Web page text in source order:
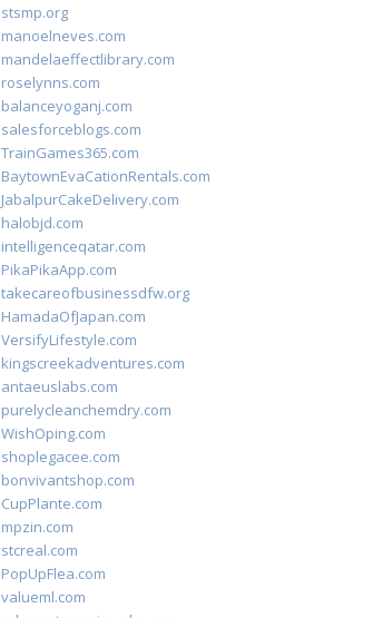
stsmp.org
manoelneves.com
mandelaeffectlibrary.com
roselynns.com
balanceyoganj.com
salesforceblogs.com
TrainGames365.com
BaytownEvaCationRentals.com
JabalpurCakeDelivery.com
halobjd.com
intelligenceqatar.com
PikaPikaApp.com
takecareofbusinessdfw.org
HamadaOfJapan.com
VersifyLifestyle.com
kingscreekadventures.com
antaeuslabs.com
purelycleanchemdry.com
WishOping.com
shoplegacee.com
bonvivantshop.com
CupPlante.com
mpzin.com
stcreal.com
PopUpFlea.com
valueml.com